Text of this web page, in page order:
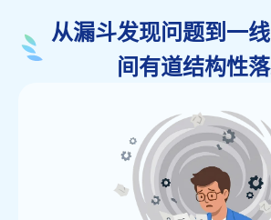
从漏斗发现问题到一
间有道结构性